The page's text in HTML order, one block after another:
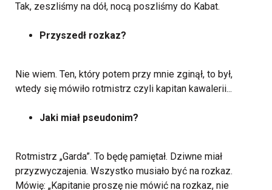
Tak, zeszliśmy na dół, nocą poszliśmy do Kabat.
Przyszedł rozkaz?
Nie wiem. Ten, który potem przy mnie zginął, to był,
wtedy się mówiło rotmistrz czyli kapitan kawalerii...
Jaki miał pseudonim?
Rotmistrz „Garda”. To będę pamiętał. Dziwne miał
przyzwyczajenia. Wszystko musiało być na rozkaz.
Mówię: „Kapitanie proszę nie mówić na rozkaz, nie